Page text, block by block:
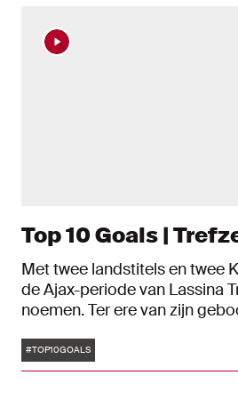
Top 10 Goals |
Met twee landstitels en twee
de Ajax-periode van Lassina
noemen. Ter ere van zijn
Burkina Faso op een rij.
Tags
#TOP10GOALS